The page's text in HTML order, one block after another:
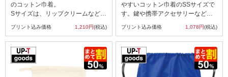
のコットン巾着。
Sサイズは、リップクリームなどの
コスメをまとめて。あるいは、イ
ヤホンや充電ケーブルといった、
バッグの中で迷子になりがちなガ
ジェット類をスマートに収納でき
ます。
定番のコットン素材ならではの優
プリント込み価格 1,210円(税込)
やすいコットン巾着のSSサイズで
す。鍵や携帯アクセサリーなどの
小物をまとめるのに最適なサイズ
となっており、バッグの中の整理
にも便利です。 お菓子やアクセサ
リーなどを入れたり、ほかのサイ
ズとのセット販売もおすすめで
す。カラーは人気の3色をご用意し
プリント込み価格 1,078円(税込)